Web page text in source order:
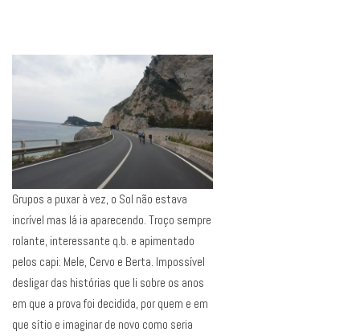
Grupos a puxar à vez, o Sol não estava
incrível mas lá ia aparecendo. Troço sempre
rolante, interessante q.b. e apimentado
pelos capi: Mele, Cervo e Berta. Impossível
desligar das histórias que li sobre os anos
em que a prova foi decidida, por quem e em
que sítio e imaginar de novo como seria